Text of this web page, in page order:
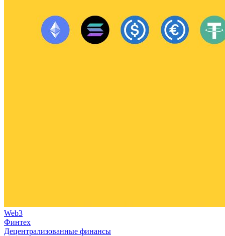
Web3
Финтех
Децентрализованные финансы